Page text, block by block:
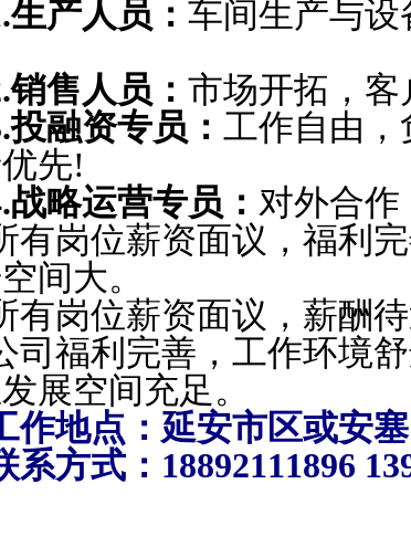
生产人员： 车间生产与
销售人员： 市场开拓，
投融资专员： 工作自由，
优先!
战略运营专员： 对外合
有岗位薪资面议，福利
空间大。
有岗位薪资面议，薪酬待
司福利完善，工作环境
展空间充足。
作地点：延安市区或安
系方式：18892111896